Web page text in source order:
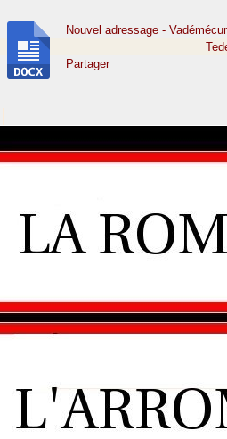
Nouvel adressage -
Partager